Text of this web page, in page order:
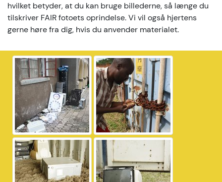
hvilket betyder, at du kan bruge billederne, så længe du
tilskriver FAIR fotoets oprindelse. Vi vil også hjertens
gerne høre fra dig, hvis du anvender materialet.